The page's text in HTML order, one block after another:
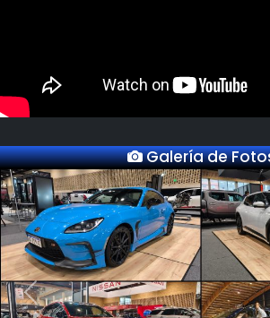
Galería de
Previous